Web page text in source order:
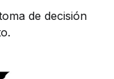
de decisión